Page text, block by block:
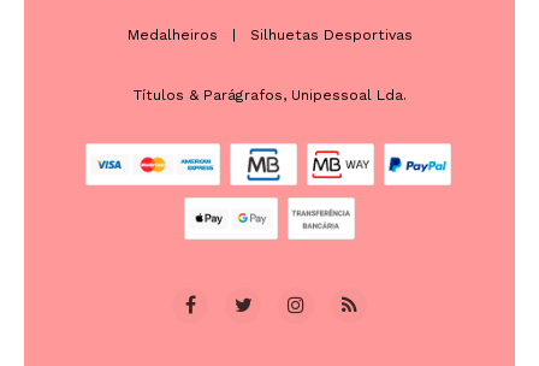
Medalheiros Silhuetas Desportivas
Títulos & Parágrafos, Unipessoal Lda.